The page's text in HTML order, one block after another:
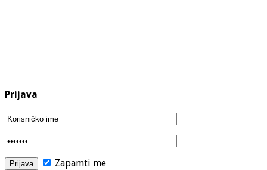
Prijava
Zapamti me